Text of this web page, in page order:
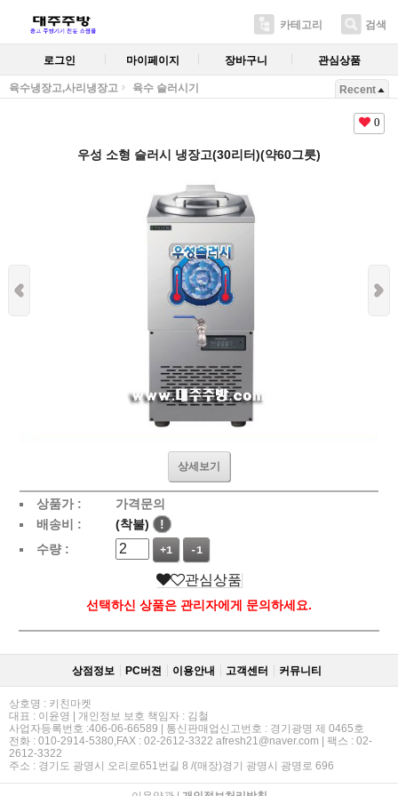
카테고리 검색
로그인 마이페이지 장바구니 관심상품
육수냉장고,사리냉장고 육수 슬러시기 Recent
0
우성 소형 슬러시 냉장고(30리터)(약60그릇)
상세보기
상품가 :
가격문의
배송비 :
(착불)
!
수량 :
+1 -1
관심상품
선택하신 상품은 관리자에게 문의하세요.
상점정보 PC버젼 이용안내 고객센터 커뮤니티
상호명 : 키친마켓
대표 : 이윤영 | 개인정보 보호 책임자 : 김철
사업자등록번호 :406-06-66589 | 통신판매업신고번호 : 경기광명 제 0465호
전화 : 010-2914-5380,FAX : 02-2612-3322 afresh21@naver.com | 팩스 : 02-
2612-3322
주소 : 경기도 광명시 오리로651번길 8 /(매장)경기 광명시 광명로 696